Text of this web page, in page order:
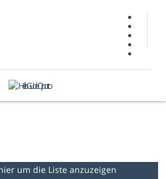
um die Liste anzuzeigen